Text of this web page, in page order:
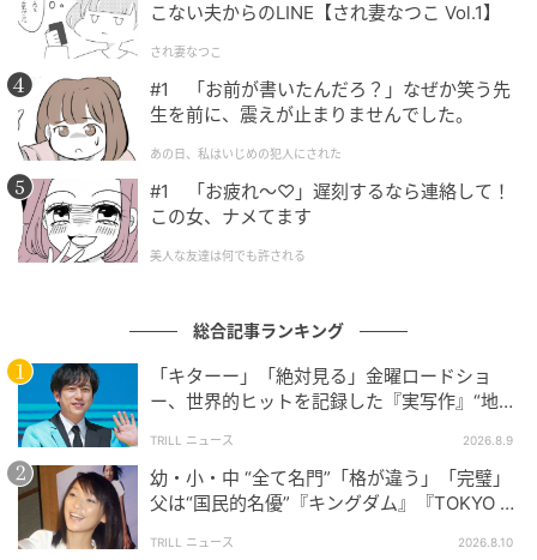
こない夫からのLINE【され妻なつこ Vol.1】
され妻なつこ
#1 「お前が書いたんだろ？」なぜか笑う先
生を前に、震えが止まりませんでした。
あの日、私はいじめの犯人にされた
#1 「お疲れ〜♡」遅刻するなら連絡して！
この女、ナメてます
美人な友達は何でも許される
総合記事ランキング
「キターー」「絶対見る」金曜ロードショ
ー、世界的ヒットを記録した『実写作』“地上
TRILL ニュース 2026.8.9
幼・小・中 “全て名門”「格が違う」「完璧」
父は“国民的名優”『キングダム』『TOKYO M
TRILL ニュース 2026.8.10